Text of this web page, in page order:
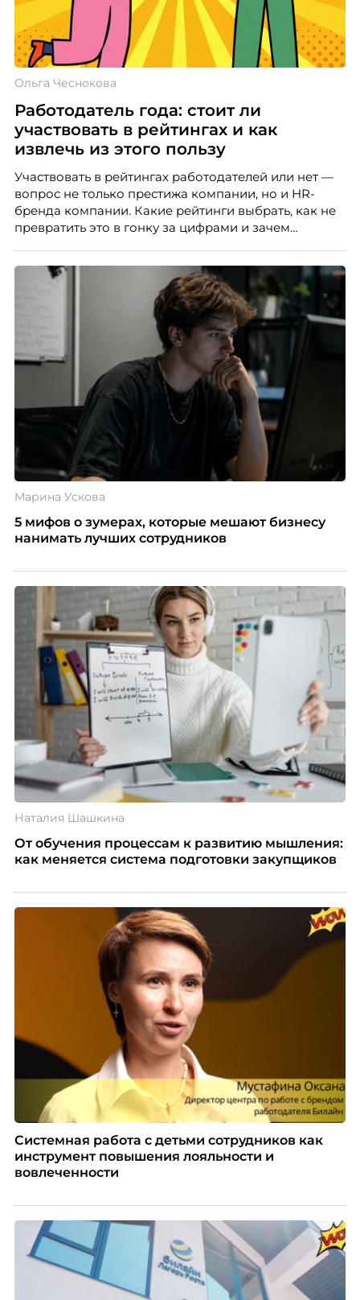
Ольга Чеснокова
Работодатель года: стоит ли
участвовать в рейтингах и как
извлечь из этого пользу
Участвовать в рейтингах работодателей или нет —
вопрос не только престижа компании, но и HR-
бренда компании. Какие рейтинги выбрать, как не
превратить это в гонку за цифрами и зачем
Чеснокова, HR-директор Right line.
Марина Ускова
5 мифов о зумерах, которые мешают бизнесу
нанимать лучших сотрудников
Наталия Шашкина
От обучения процессам к развитию мышления:
как меняется система подготовки закупщиков
Системная работа с детьми сотрудников как
инструмент повышения лояльности и
вовлеченности